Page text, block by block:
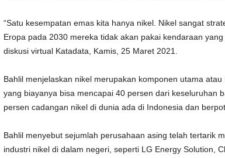
“Satu kesempatan emas kita hanya nikel. Nikel sangat
Eropa pada 2030 mereka tidak akan pakai kendaraan
diskusi virtual Katadata, Kamis, 25 Maret 2021.
Bahlil menjelaskan nikel merupakan komponen utama
yang biayanya bisa mencapai 40 persen dari keseluruhan
persen cadangan nikel di dunia ada di Indonesia dan
Bahlil menyebut sejumlah perusahaan asing telah tertarik
industri nikel di dalam negeri, seperti LG Energy Solution,